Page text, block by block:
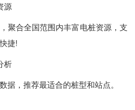
源
聚合全国范围内丰富电桩资源，支
捷!
析
据，推荐最适合的桩型和站点。